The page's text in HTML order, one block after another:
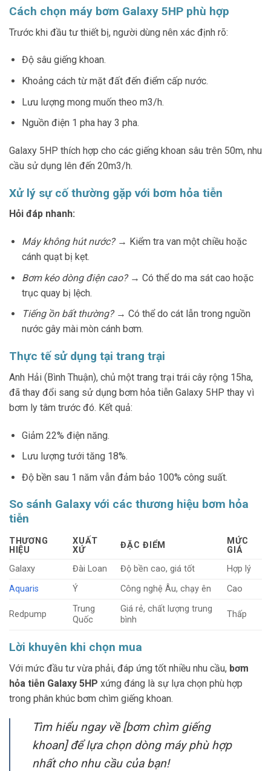
Cách chọn máy bơm Galaxy 5HP phù hợp
Trước khi đầu tư thiết bị, người dùng nên xác định rõ:
Độ sâu giếng khoan.
Khoảng cách từ mặt đất đến điểm cấp nước.
Lưu lượng mong muốn theo m3/h.
Nguồn điện 1 pha hay 3 pha.
Galaxy 5HP thích hợp cho các giếng khoan sâu trên 50m, nhu
cầu sử dụng lên đến 20m3/h.
Xử lý sự cố thường gặp với bơm hỏa tiễn
Hỏi đáp nhanh:
Máy không hút nước?→ Kiểm tra van một chiều hoặc
cánh quạt bị kẹt.
Bơm kéo dòng điện cao?→ Có thể do ma sát cao hoặc
trục quay bị lệch.
Tiếng ồn bất thường?→ Có thể do cát lẫn trong nguồn
nước gây mài mòn cánh bơm.
Thực tế sử dụng tại trang trại
Anh Hải (Bình Thuận), chủ một trang trại trái cây rộng 15ha,
đã thay đổi sang sử dụng bơm hỏa tiễn Galaxy 5HP thay vì
bơm ly tâm trước đó. Kết quả:
Giảm 22% điện năng.
Lưu lượng tưới tăng 18%.
Độ bền sau 1 năm vẫn đảm bảo 100% công suất.
So sánh Galaxy với các thương hiệu bơm hỏa
tiễn
THƯƠNG
HIỆU
XUẤT
XỨ
ĐẶC ĐIỂM
MỨC
GIÁ
Galaxy
Đài Loan Độ bền cao, giá tốt
Hợp lý
Aquaris
Ý Công nghệ Âu, chạy ên Cao
Redpump
Trung
Quốc
Giá rẻ, chất lượng trung
bình
Thấp
Lời khuyên khi chọn mua
Với mức đầu tư vừa phải, đáp ứng tốt nhiều nhu cầu, bơm
hỏa tiễn Galaxy 5HP xứng đáng là sự lựa chọn phù hợp
trong phân khúc bơm chìm giếng khoan.
Tìm hiểu ngay về [bơm chìm giếng
khoan] để lựa chọn dòng máy phù hợp
nhất cho nhu cầu của bạn!